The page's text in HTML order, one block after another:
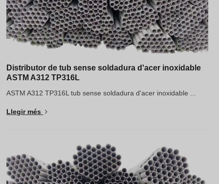
Distributor de tub sense soldadura d'acer inoxidable
ASTM A312 TP316L
ASTM A312 TP316L tub sense soldadura d'acer inoxidable ...
Llegir més